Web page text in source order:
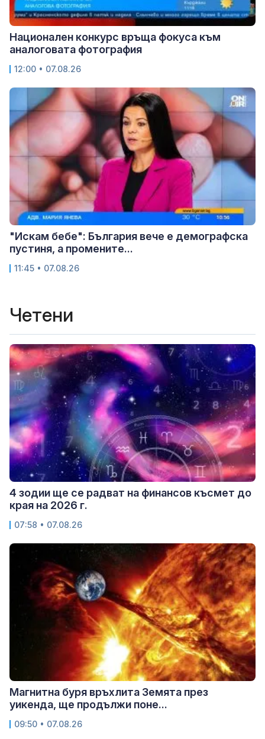
Национален конкурс връща фокуса към
аналоговата фотография
12:00 • 07.08.26
"Искам бебе": България вече е демографска
пустиня, а промените...
11:45 • 07.08.26
Четени
4 зодии ще се радват на финансов късмет до
края на 2026 г.
07:58 • 07.08.26
Магнитна буря връхлита Земята през
уикенда, ще продължи поне...
09:50 • 07.08.26